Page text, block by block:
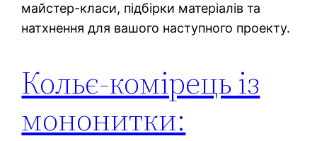
майстер-класи, підбірки матеріалів та
натхнення для вашого наступного проекту.
Кольє-комірець із
мононитки: